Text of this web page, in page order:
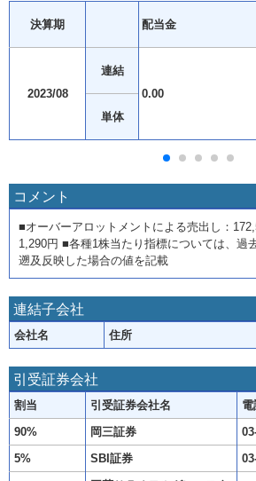
決算期 配当金
2023/08
連結
0.00
単体
コメント
■オーバーアロットメントによる売出し：
1,290円 ■各種1株当たり指標については、過
遡及反映した場合の値を記載
連結子会社
会社名 住所
引受証券会社
割当 引受証券会社名
90%
岡三証券
5%
SBI証券